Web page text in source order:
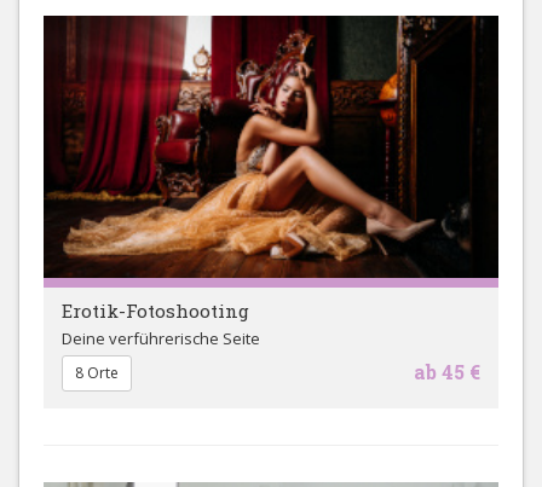
Erotik-Fotoshooting
Deine verführerische Seite
ab 45 €
8 Orte